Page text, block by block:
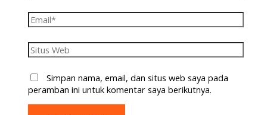
Simpan nama, email, dan situs web saya pada
peramban ini untuk komentar saya berikutnya.